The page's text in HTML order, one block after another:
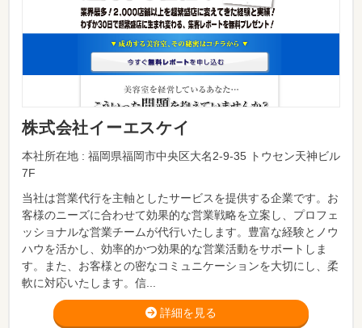
株式会社イーエスケイ
本社所在地 : 福岡県福岡市中央区大名2-9-35 トウセン天神ビル
7F
当社は営業代行を主軸としたサービスを提供する企業です。お
客様のニーズに合わせて効果的な営業戦略を立案し、プロフェ
ッショナルな営業チームが代行いたします。豊富な経験とノウ
ハウを活かし、効率的かつ効果的な営業活動をサポートしま
す。また、お客様との密なコミュニケーションを大切にし、柔
軟に対応いたします。信...
詳細を見る